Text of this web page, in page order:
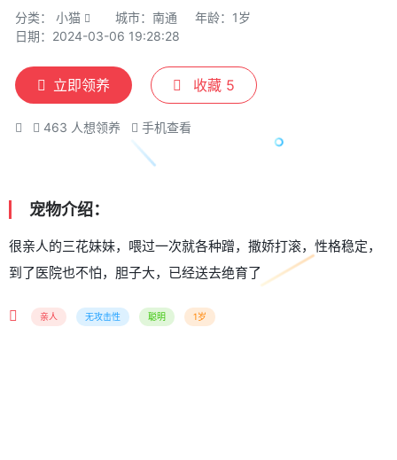
分类： 小猫 城市：南通
年龄：1岁
日期：2024-03-06 19:28:28
立即领养 收藏 5
463 人想领养 手机查看
宠物介绍：
很亲人的三花妹妹，喂过一次就各种蹭，撒娇打滚，性格稳定，
到了医院也不怕，胆子大，已经送去绝育了
亲人 无攻击性 聪明 1岁